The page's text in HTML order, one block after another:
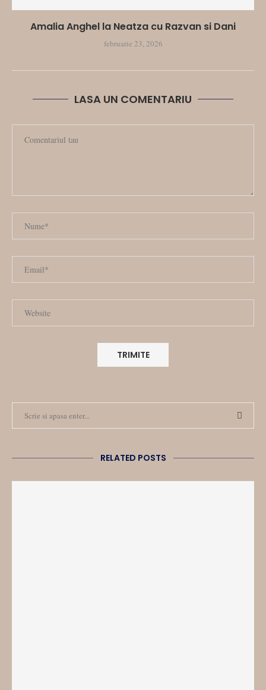
Amalia Anghel la Neatza cu Razvan si Dani
februarie 23, 2026
LASA UN COMENTARIU
RELATED POSTS